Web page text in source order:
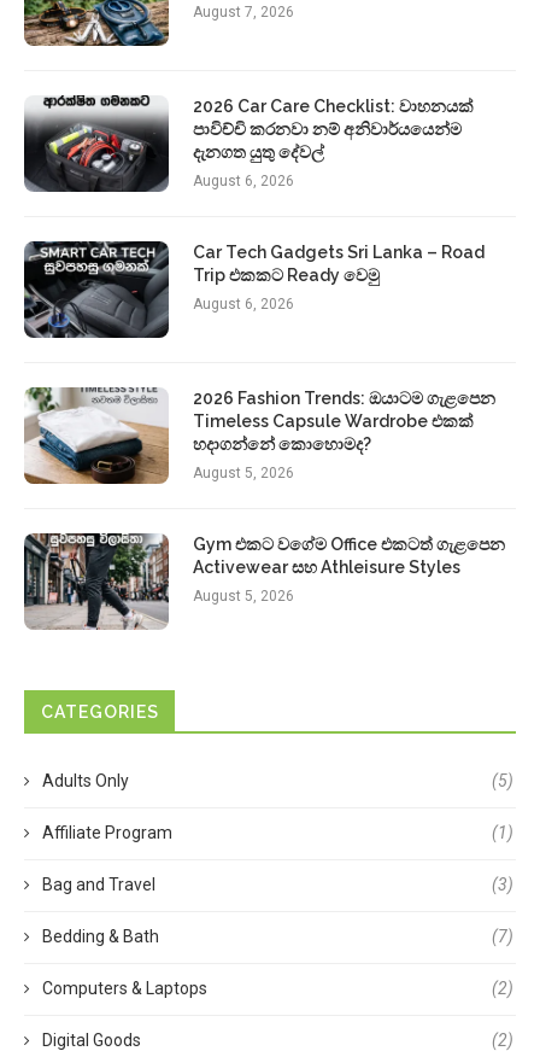
August 7, 2026
2026 Car Care Checklist: වාහනයක්
පාවිච්චි කරනවා නම් අනිවාර්යයෙන්ම
දැනගත යුතු දේවල්
August 6, 2026
Car Tech Gadgets Sri Lanka – Road
Trip එකකට Ready වෙමු
August 6, 2026
2026 Fashion Trends: ඔයාටම ගැළපෙන
Timeless Capsule Wardrobe එකක්
හදාගන්නේ කොහොමද?
August 5, 2026
Gym එකට වගේම Office එකටත් ගැළපෙන
Activewear සහ Athleisure Styles
August 5, 2026
CATEGORIES
Adults Only (5)
Affiliate Program (1)
Bag and Travel (3)
Bedding & Bath (7)
Computers & Laptops (2)
Digital Goods (2)